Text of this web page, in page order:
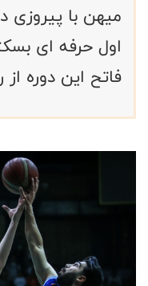
میهن با پیروزی
اول حرفه ای
فاتح این دوره